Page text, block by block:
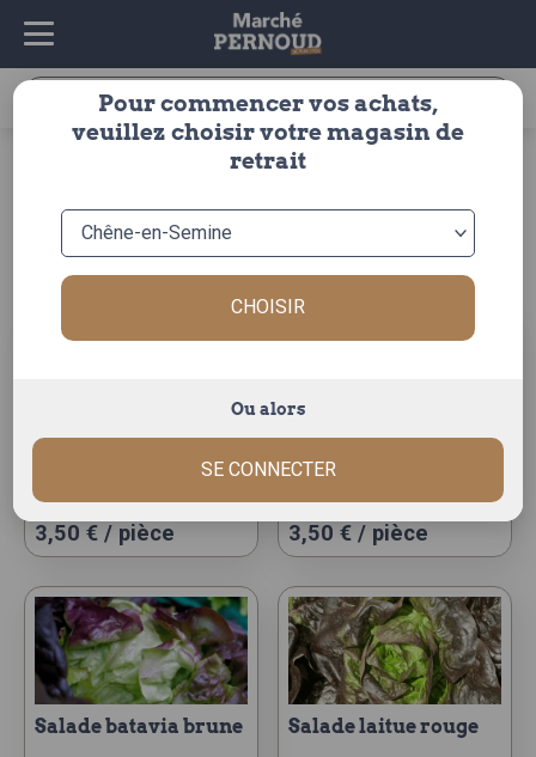
Recherche
Pour commencer vos achats,
veuillez choisir votre magasin de
retrait
CHOISIR
Ou alors
SE CONNECTER
fruits & légumes > legumes
Trier par :
3,50 € / pièce 3,50 € / pièce
salade batavia brune salade laitue rouge